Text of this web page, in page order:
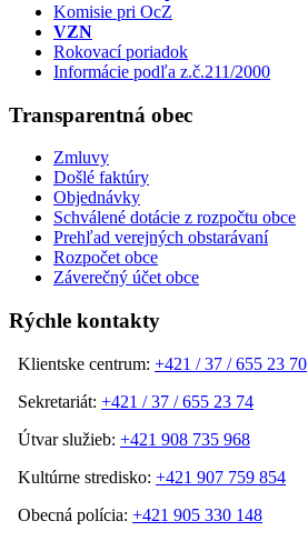
Komisie pri OcZ
VZN
Rokovací poriadok
Informácie podľa z.č.211/2000
Transparentná obec
Zmluvy
Došlé faktúry
Objednávky
Schválené dotácie z rozpočtu obce
Prehľad verejných obstarávaní
Rozpočet obce
Záverečný účet obce
Rýchle kontakty
Klientske centrum: +421 / 37 / 655 23 70
Sekretariát: +421 / 37 / 655 23 74
Útvar služieb: +421 908 735 968
Kultúrne stredisko: +421 907 759 854
Obecná polícia: +421 905 330 148